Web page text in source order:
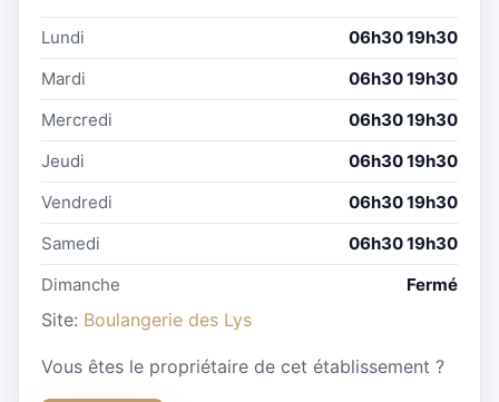
Lundi
06h30 19h30
Mardi
06h30 19h30
Mercredi
06h30 19h30
Jeudi
06h30 19h30
Vendredi
06h30 19h30
Samedi
06h30 19h30
Dimanche
Fermé
Site: Boulangerie des Lys
Vous êtes le propriétaire de cet établissement ?